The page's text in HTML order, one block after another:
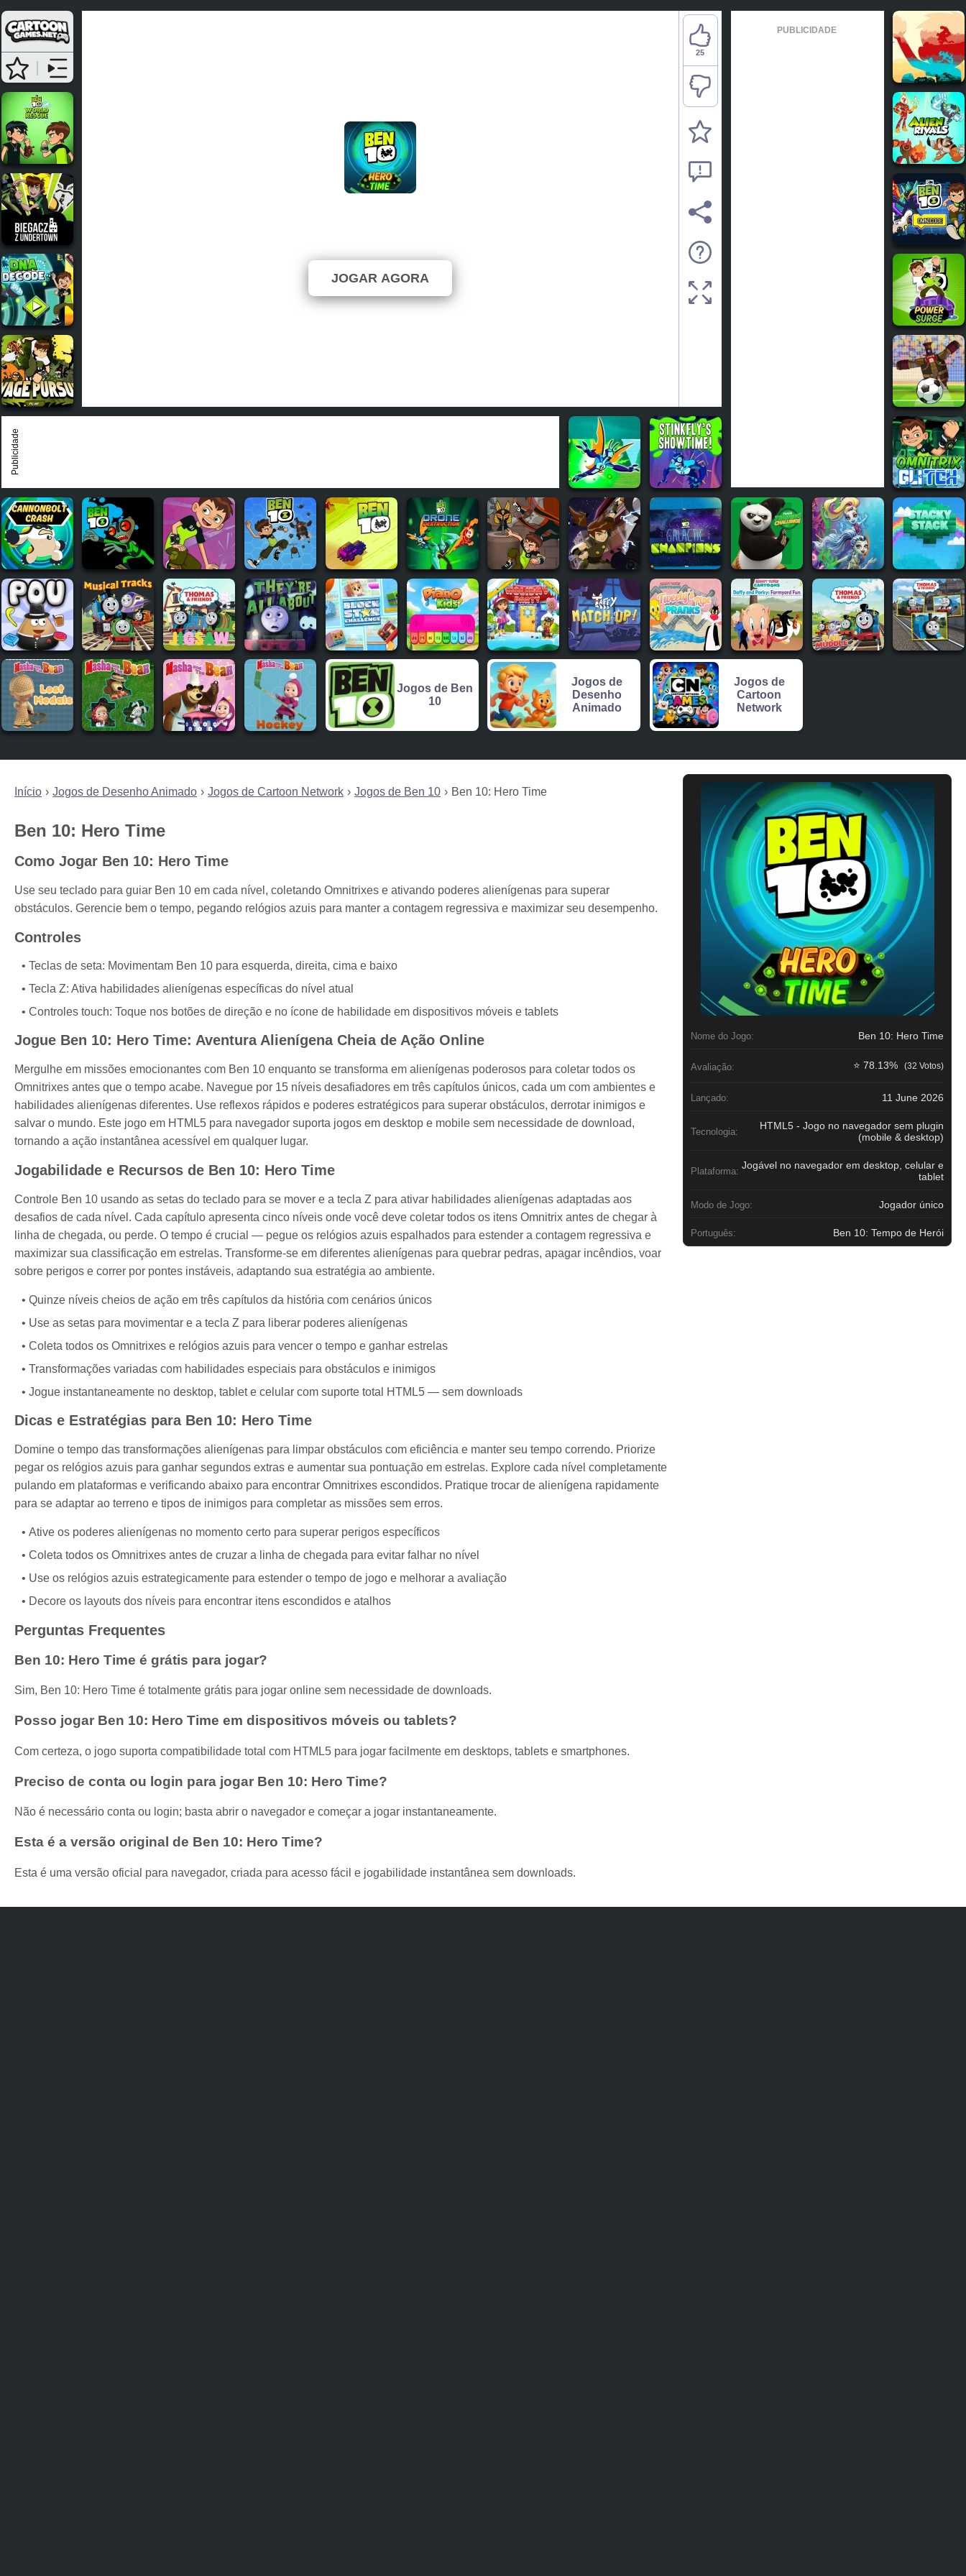
Início Jogos de Desenho Animado Jogos de Cartoon Network Jogos de Ben 10 Ben 10: Hero Time
Ben 10: Hero Time
Como Jogar Ben 10: Hero Time
Use seu teclado para guiar Ben 10 em cada nível, coletando Omnitrixes e ativando poderes alienígenas para superar
obstáculos. Gerencie bem o tempo, pegando relógios azuis para manter a contagem regressiva e maximizar seu desempenho.
Controles
Teclas de seta: Movimentam Ben 10 para esquerda, direita, cima e baixo
Tecla Z: Ativa habilidades alienígenas específicas do nível atual
Controles touch: Toque nos botões de direção e no ícone de habilidade em dispositivos móveis e tablets
Jogue Ben 10: Hero Time: Aventura Alienígena Cheia de Ação Online
Mergulhe em missões emocionantes com Ben 10 enquanto se transforma em alienígenas poderosos para coletar todos os
Omnitrixes antes que o tempo acabe. Navegue por 15 níveis desafiadores em três capítulos únicos, cada um com ambientes e
habilidades alienígenas diferentes. Use reflexos rápidos e poderes estratégicos para superar obstáculos, derrotar inimigos e
salvar o mundo. Este jogo em HTML5 para navegador suporta jogos em desktop e mobile sem necessidade de download,
tornando a ação instantânea acessível em qualquer lugar.
Jogabilidade e Recursos de Ben 10: Hero Time
Controle Ben 10 usando as setas do teclado para se mover e a tecla Z para ativar habilidades alienígenas adaptadas aos
desafios de cada nível. Cada capítulo apresenta cinco níveis onde você deve coletar todos os itens Omnitrix antes de chegar à
linha de chegada, ou perde. O tempo é crucial — pegue os relógios azuis espalhados para estender a contagem regressiva e
maximizar sua classificação em estrelas. Transforme-se em diferentes alienígenas para quebrar pedras, apagar incêndios, voar
sobre perigos e correr por pontes instáveis, adaptando sua estratégia ao ambiente.
Quinze níveis cheios de ação em três capítulos da história com cenários únicos
Use as setas para movimentar e a tecla Z para liberar poderes alienígenas
Coleta todos os Omnitrixes e relógios azuis para vencer o tempo e ganhar estrelas
Transformações variadas com habilidades especiais para obstáculos e inimigos
Jogue instantaneamente no desktop, tablet e celular com suporte total HTML5 — sem downloads
Dicas e Estratégias para Ben 10: Hero Time
Domine o tempo das transformações alienígenas para limpar obstáculos com eficiência e manter seu tempo correndo. Priorize
pegar os relógios azuis para ganhar segundos extras e aumentar sua pontuação em estrelas. Explore cada nível completamente
pulando em plataformas e verificando abaixo para encontrar Omnitrixes escondidos. Pratique trocar de alienígena rapidamente
para se adaptar ao terreno e tipos de inimigos para completar as missões sem erros.
Ative os poderes alienígenas no momento certo para superar perigos específicos
Coleta todos os Omnitrixes antes de cruzar a linha de chegada para evitar falhar no nível
Use os relógios azuis estrategicamente para estender o tempo de jogo e melhorar a avaliação
Decore os layouts dos níveis para encontrar itens escondidos e atalhos
Perguntas Frequentes
Ben 10: Hero Time é grátis para jogar?
Sim, Ben 10: Hero Time é totalmente grátis para jogar online sem necessidade de downloads.
Posso jogar Ben 10: Hero Time em dispositivos móveis ou tablets?
Com certeza, o jogo suporta compatibilidade total com HTML5 para jogar facilmente em desktops, tablets e smartphones.
Preciso de conta ou login para jogar Ben 10: Hero Time?
Não é necessário conta ou login; basta abrir o navegador e começar a jogar instantaneamente.
Esta é a versão original de Ben 10: Hero Time?
Esta é uma versão oficial para navegador, criada para acesso fácil e jogabilidade instantânea sem downloads.
Nome do Jogo: Ben 10: Hero Time
Avaliação: ⭐ 78.13% (32 Votos)
Lançado: 11 June 2026
Tecnologia:
HTML5 - Jogo no navegador sem plugin
(mobile & desktop)
Plataforma: Jogável no navegador em desktop, celular e
tablet
Modo de Jogo: Jogador único
Português: Ben 10: Tempo de Herói
JOGAR AGORA
25
Publicidade
PUBLICIDADE
Jogos de Ben
10
Jogos de
Desenho
Animado
Jogos de
Cartoon
Network